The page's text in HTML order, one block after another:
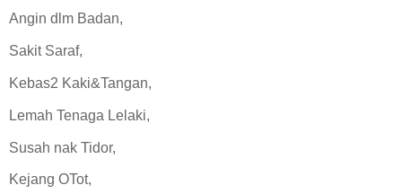
Angin dlm Badan,
Sakit Saraf,
Kebas2 Kaki&Tangan,
Lemah Tenaga Lelaki,
Susah nak Tidor,
Kejang OTot,